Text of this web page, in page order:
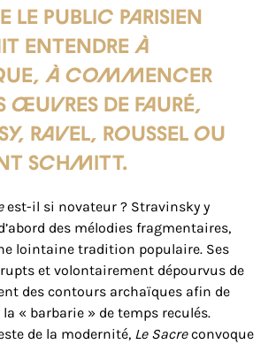
le public parisien
entendre à
à commencer
œuvres de Fauré,
Ravel, Roussel ou
Schmitt.
est-il si novateur ? Stravinsky y
des mélodies fragmentaires,
lointaine tradition populaire. Ses
et volontairement dépourvus de
des contours archaïques afin de
« barbarie » de temps reculés.
de la modernité, Le Sacreconvoque